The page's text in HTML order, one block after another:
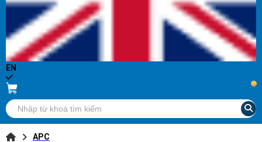
EN
...
APC